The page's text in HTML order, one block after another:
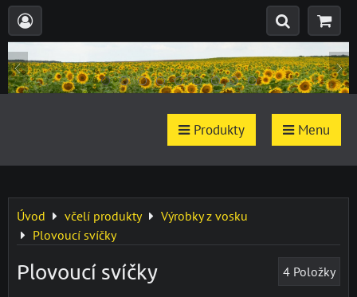
Produkty Menu
Úvod včelí produkty
Výrobky z vosku
Plovoucí svíčky
Plovoucí svíčky 4 Položky